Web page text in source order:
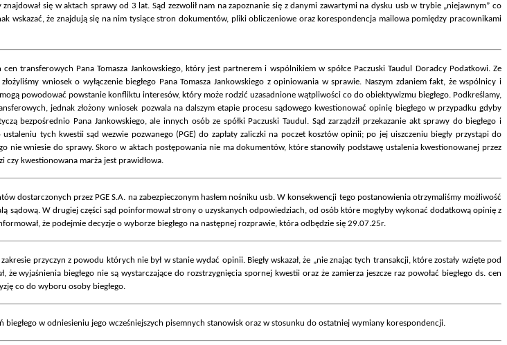
się w aktach sprawy od 3 lat. Sąd zezwolił nam na zapoznanie się z danymi zawartymi na dysku usb w trybie „niejawnym” co
wskazać, że znajdują się na nim tysiące stron dokumentów, pliki obliczeniowe oraz korespondencja mailowa pomiędzy pracownikami
transferowych Pana Tomasza Jankowskiego, który jest partnerem i wspólnikiem w spółce Paczuski Taudul Doradcy Podatkowi. Ze
wniosek o wyłączenie biegłego Pana Tomasza Jankowskiego z opiniowania w sprawie. Naszym zdaniem fakt, że wspólnicy i
powodować powstanie konfliktu interesów, który może rodzić uzasadnione wątpliwości co do obiektywizmu biegłego. Podkreślamy,
jednak złożony wniosek pozwala na dalszym etapie procesu sądowego kwestionować opinię biegłego w przypadku gdyby
bezpośrednio Pana Jankowskiego, ale innych osób ze spółki Paczuski Taudul. Sąd zarządził przekazanie akt sprawy do biegłego i
tych kwestii sąd wezwie pozwanego (PGE) do zapłaty zaliczki na poczet kosztów opinii; po jej uiszczeniu biegły przystąpi do
nie wniesie do sprawy. Skoro w aktach postępowania nie ma dokumentów, które stanowiły podstawę ustalenia kwestionowanej przez
kwestionowana marża jest prawidłowa.
dostarczonych przez PGE S.A. na zabezpieczonym hasłem nośniku usb. W konsekwencji tego postanowienia otrzymaliśmy możliwość
sądową. W drugiej części sąd poinformował strony o uzyskanych odpowiedziach, od osób które mogłyby wykonać dodatkową opinię z
że podejmie decyzje o wyborze biegłego na następnej rozprawie, która odbędzie się 29.07.25r.
przyczyn z powodu których nie był w stanie wydać opinii. Biegły wskazał, że „nie znając tych transakcji, które zostały wzięte pod
wyjaśnienia biegłego nie są wystarczające do rozstrzygnięcia spornej kwestii oraz że zamierza jeszcze raz powołać biegłego ds. cen
co do wyboru osoby biegłego.
w odniesieniu jego wcześniejszych pisemnych stanowisk oraz w stosunku do ostatniej wymiany korespondencji.